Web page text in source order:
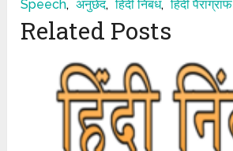
Speech, अनुछेद, हिंदी निबंध, हिंदी पैराग्राफ
Related Posts